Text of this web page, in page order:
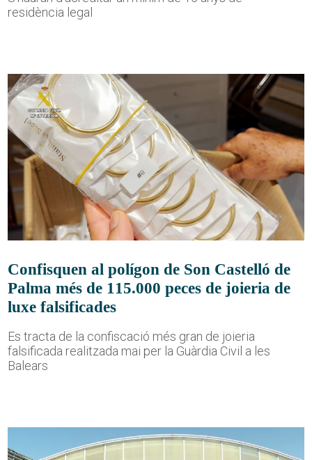
residència legal
Confisquen al polígon de Son Castelló de
Palma més de 115.000 peces de joieria de
luxe falsificades
Es tracta de la confiscació més gran de joieria
falsificada realitzada mai per la Guàrdia Civil a les
Balears